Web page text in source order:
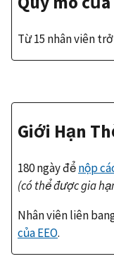
Từ 15 nhân viên
Giới Hạn
180 ngày đểnộp
(có thể được gia
Nhân viên liên
của EEO.